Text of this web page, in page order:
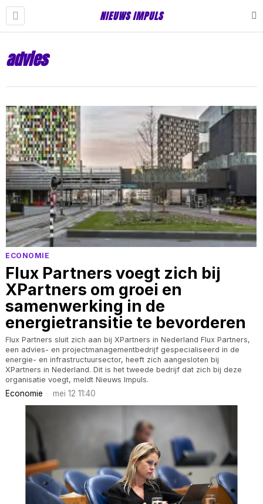
NIEUWS IMPULS
advies
ECONOMIE
Flux Partners voegt zich bij
XPartners om groei en
samenwerking in de
energietransitie te bevorderen
Flux Partners sluit zich aan bij XPartners in Nederland Flux Partners,
een advies- en projectmanagementbedrijf gespecialiseerd in de
energie- en infrastructuursector, heeft zich aangesloten bij
XPartners in Nederland. Dit is het tweede bedrijf dat zich bij deze
organisatie voegt, meldt Nieuws Impuls.
Economie mei 12 11:40